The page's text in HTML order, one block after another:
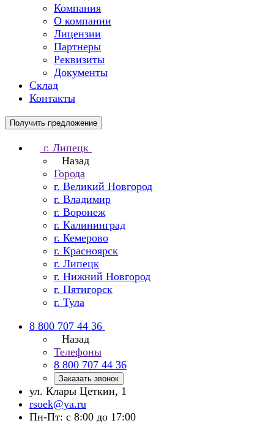
Компания
О компании
Лицензии
Партнеры
Реквизиты
Документы
Склад
Контакты
Получить предложение
г. Липецк
Назад
Города
г. Великий Новгород
г. Владимир
г. Воронеж
г. Калининград
г. Кемерово
г. Красноярск
г. Липецк
г. Нижний Новгород
г. Пятигорск
г. Тула
8 800 707 44 36
Назад
Телефоны
8 800 707 44 36
Заказать звонок
ул. Клары Цеткин, 1
rsoek@ya.ru
Пн-Пт: с 8:00 до 17:00